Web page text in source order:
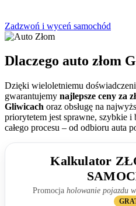
Zadzwoń i wyceń samochód
Dlaczego auto złom
Dzięki wieloletniemu
gwarantujemy najlepsze ceny za
Gliwicach oraz obsługę na
priorytetem jest sprawne, szybkie i
całego procesu – od odbioru auta
Kalkulator
Promocja holowanie pojazdu